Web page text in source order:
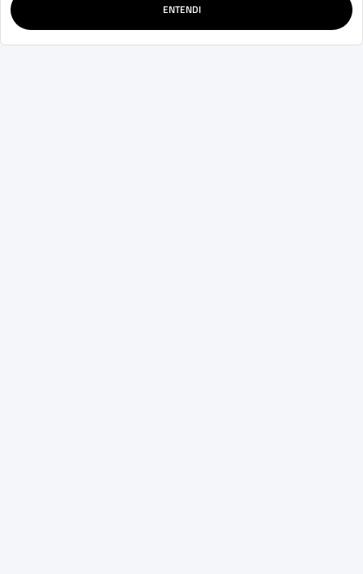
Advance 1.6 16V Flex Aut.
km
Ribeirão Preto - SP
ENTENDI